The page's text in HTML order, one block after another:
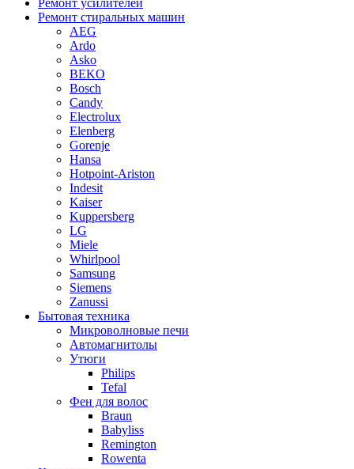
Ремонт усилителей
Ремонт стиральных машин
AEG
Ardo
Asko
BEKO
Bosch
Candy
Electrolux
Elenberg
Gorenje
Hansa
Hotpoint-Ariston
Indesit
Kaiser
Kuppersberg
LG
Miele
Whirlpool
Samsung
Siemens
Zanussi
Бытовая техника
Микроволновые печи
Автомагнитолы
Утюги
Philips
Tefal
Фен для волос
Braun
Babyliss
Remington
Rowenta